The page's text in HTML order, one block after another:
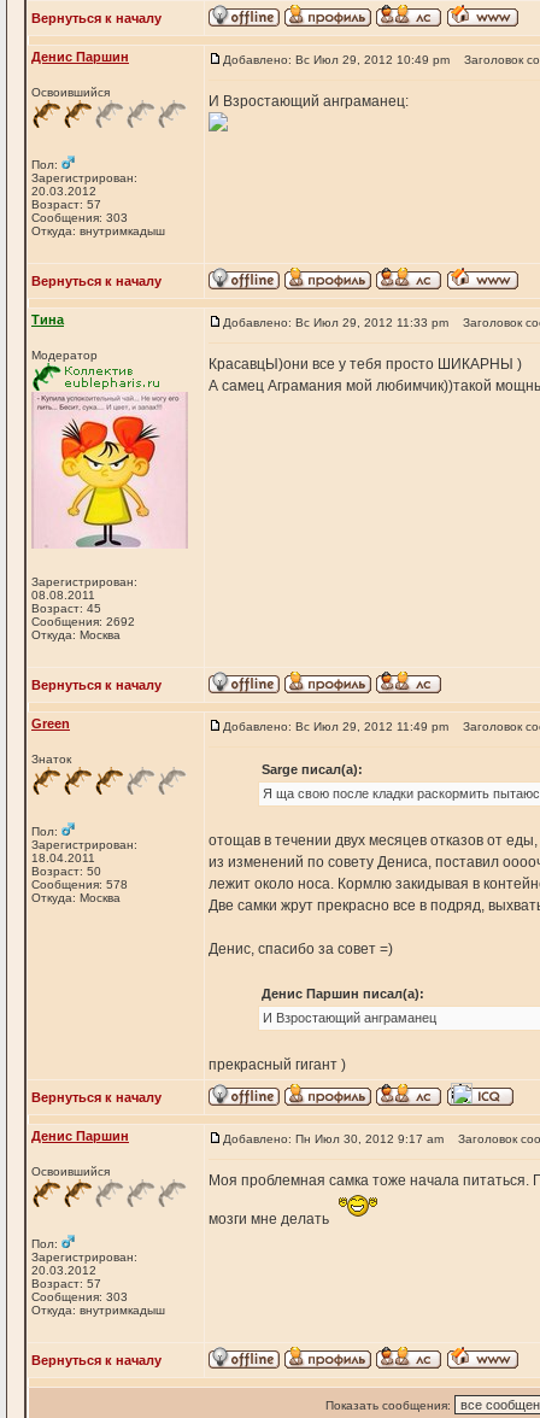
Вернуться к началу
Денис Паршин
Освоившийся
Пол:
Зарегистрирован:
20.03.2012
Возраст: 57
Сообщения: 303
Откуда: внутримкадыш
Добавлено: Вс Июл 29, 2012 10:49 pm Заголовок
И Взростающий анграманец:
Вернуться к началу
Тина
Модератор
Зарегистрирован:
08.08.2011
Возраст: 45
Сообщения: 2692
Откуда: Москва
Добавлено: Вс Июл 29, 2012 11:33 pm Заголовок
КрасавцЫ)они все у тебя просто ШИКАРНЫ )
А самец Аграмания мой любимчик))такой
Вернуться к началу
Green
Знаток
Пол:
Зарегистрирован:
18.04.2011
Возраст: 50
Сообщения: 578
Откуда: Москва
Добавлено: Вс Июл 29, 2012 11:49 pm Заголовок
Sarge писал(а):
Я ща свою после кладки раскормить
отощав в течении двух месяцев отказов от
из изменений по совету Дениса, поставил
лежит около носа. Кормлю закидывая в
Две самки жрут прекрасно все в подряд,
Денис, спасибо за совет =)
Денис Паршин писал(а):
И Взростающий анграманец
прекрасный гигант )
Вернуться к началу
Денис Паршин
Освоившийся
Пол:
Зарегистрирован:
20.03.2012
Возраст: 57
Сообщения: 303
Откуда: внутримкадыш
Добавлено: Пн Июл 30, 2012 9:17 am Заголовок
Моя проблемная самка тоже начала
мозги мне делать
Вернуться к началу
Показать сообщения: